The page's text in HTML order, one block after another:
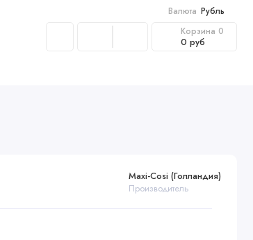
Валюта Рубль
Корзина 0
0 руб
Maxi-Cosi (Голландия)
Производитель